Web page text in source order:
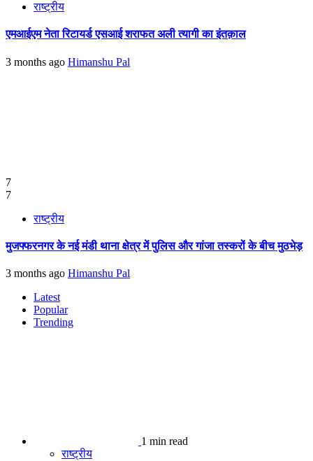
राष्ट्रीय
एमआईएम नेता रिटायर्ड एसआई शराफत अली त्यागी का इंतक़ाल
3 months ago Himanshu Pal
7
7
राष्ट्रीय
मुजफ्फरनगर के नई मंडी थाना क्षेत्र में पुलिस और गांजा तस्करों के बीच मुठभेड़
3 months ago Himanshu Pal
Latest
Popular
Trending
1 min read
राष्ट्रीय